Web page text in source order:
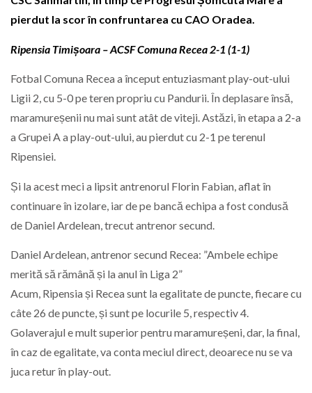
pierdut la scor în confruntarea cu CAO Oradea.
Ripensia Timișoara – ACSF Comuna Recea 2-1 (1-1)
Fotbal Comuna Recea a început entuziasmant play-out-ului
Ligii 2, cu 5-0 pe teren propriu cu Pandurii. În deplasare însă,
maramureșenii nu mai sunt atât de viteji. Astăzi, în etapa a 2-a
a Grupei A a play-out-ului, au pierdut cu 2-1 pe terenul
Ripensiei.
Și la acest meci a lipsit antrenorul Florin Fabian, aflat în
continuare în izolare, iar de pe bancă echipa a fost condusă
de Daniel Ardelean, trecut antrenor secund.
Daniel Ardelean, antrenor secund Recea: ”Ambele echipe
merită să rămână și la anul în Liga 2”
Acum, Ripensia și Recea sunt la egalitate de puncte, fiecare cu
câte 26 de puncte, și sunt pe locurile 5, respectiv 4.
Golaverajul e mult superior pentru maramureșeni, dar, la final,
în caz de egalitate, va conta meciul direct, deoarece nu se va
juca retur în play-out.